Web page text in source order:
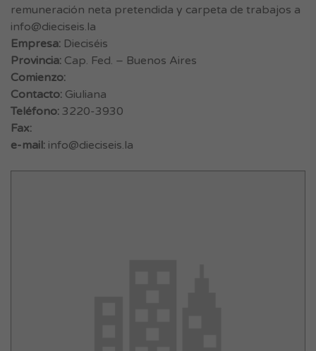
remuneración neta pretendida y carpeta de trabajos a
info@dieciseis.la
Empresa: Dieciséis
Provincia: Cap. Fed. – Buenos Aires
Comienzo:
Contacto: Giuliana
Teléfono: 3220-3930
Fax:
e-mail: info@dieciseis.la